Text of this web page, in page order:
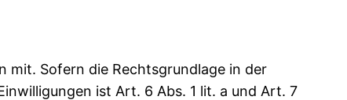
mit. Sofern die Rechtsgrundlage in der
ist Art. 6 Abs. 1 lit. a und Art. 7